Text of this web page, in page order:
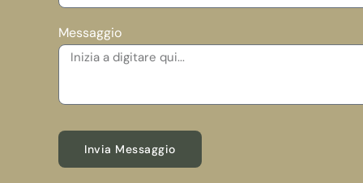
Messaggio
Invia Messaggio